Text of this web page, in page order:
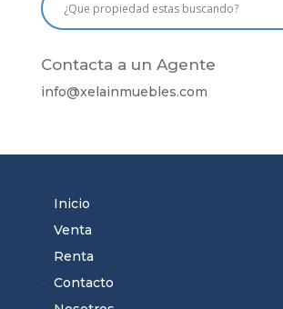
Contacta a un Agente
info@xelainmuebles.com
Inicio
Venta
Renta
Contacto